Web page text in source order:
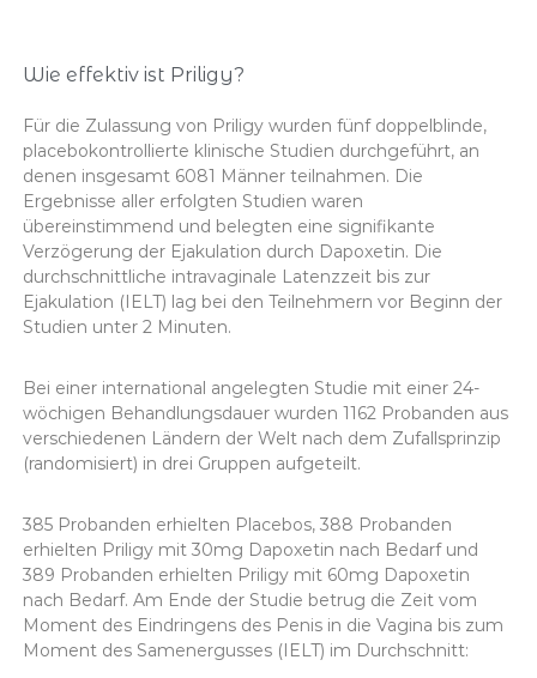
Wie effektiv ist Priligy?
Für die Zulassung von Priligy wurden fünf doppelblinde,
placebokontrollierte klinische Studien durchgeführt, an
denen insgesamt 6081 Männer teilnahmen. Die
Ergebnisse aller erfolgten Studien waren
übereinstimmend und belegten eine signifikante
Verzögerung der Ejakulation durch Dapoxetin. Die
durchschnittliche intravaginale Latenzzeit bis zur
Ejakulation (IELT) lag bei den Teilnehmern vor Beginn der
Studien unter 2 Minuten.
Bei einer international angelegten Studie mit einer 24-
wöchigen Behandlungsdauer wurden 1162 Probanden aus
verschiedenen Ländern der Welt nach dem Zufallsprinzip
(randomisiert) in drei Gruppen aufgeteilt.
385 Probanden erhielten Placebos, 388 Probanden
erhielten Priligy mit 30mg Dapoxetin nach Bedarf und
389 Probanden erhielten Priligy mit 60mg Dapoxetin
nach Bedarf. Am Ende der Studie betrug die Zeit vom
Moment des Eindringens des Penis in die Vagina bis zum
Moment des Samenergusses (IELT) im Durchschnitt: